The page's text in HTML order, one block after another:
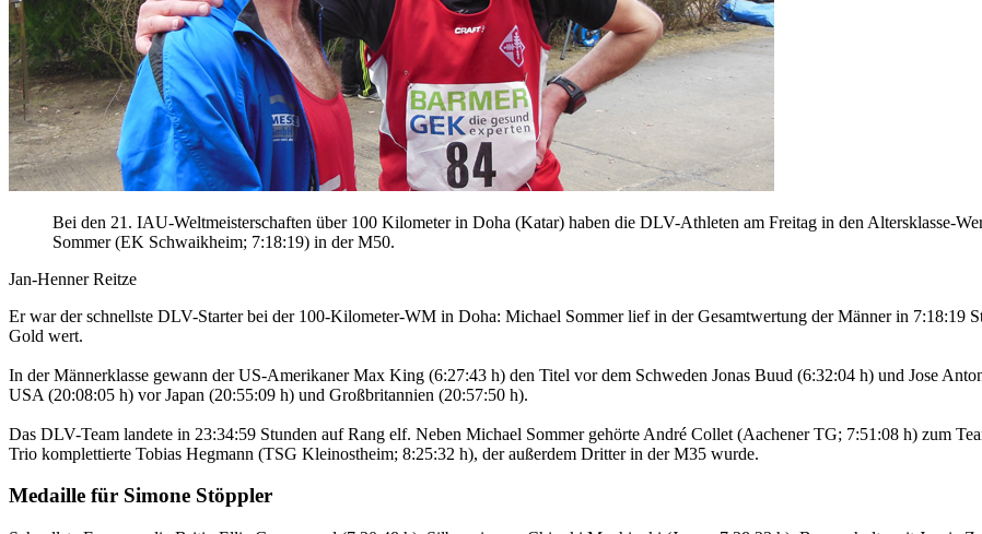
Bei den 21. IAU-Weltmeisterschaften über 100 Kilometer in Doha (Katar) haben die DLV-Athleten am Freitag in den Altersklasse-
Sommer (EK Schwaikheim; 7:18:19) in der M50.
Jan-Henner Reitze
Er war der schnellste DLV-Starter bei der 100-Kilometer-WM in Doha: Michael Sommer lief in der Gesamtwertung der Männer in 7:18:19
Gold wert.
In der Männerklasse gewann der US-Amerikaner Max King (6:27:43 h) den Titel vor dem Schweden Jonas Buud (6:32:04 h) und Jose
USA (20:08:05 h) vor Japan (20:55:09 h) und Großbritannien (20:57:50 h).
Das DLV-Team landete in 23:34:59 Stunden auf Rang elf. Neben Michael Sommer gehörte André Collet (Aachener TG; 7:51:08 h) zum
Trio komplettierte Tobias Hegmann (TSG Kleinostheim; 8:25:32 h), der außerdem Dritter in der M35 wurde.
Medaille für Simone Stöppler